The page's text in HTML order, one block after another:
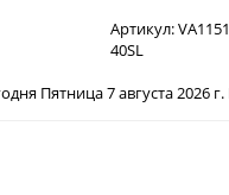
Артикул:
40SL